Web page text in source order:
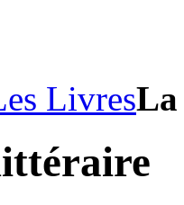
LivresLa